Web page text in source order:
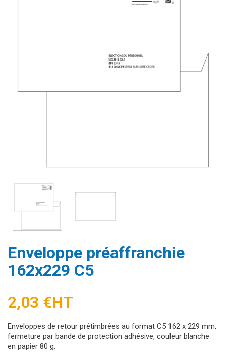
Enveloppe préaffranchie
162x229 C5
2,03 €HT
Enveloppes de retour prétimbrées au format C5 162 x 229 mm,
fermeture par bande de protection adhésive, couleur blanche
en papier 80 g.